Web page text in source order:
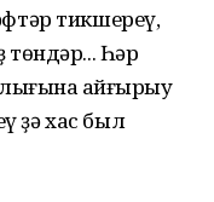
тикшереү,
төндәр... Һәр
ҡайғырыу
ҙә хас был